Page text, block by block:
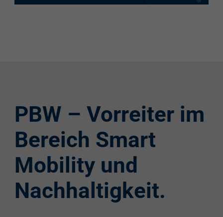
PBW – Vorreiter im
Bereich Smart
Mobility und
Nachhaltigkeit.